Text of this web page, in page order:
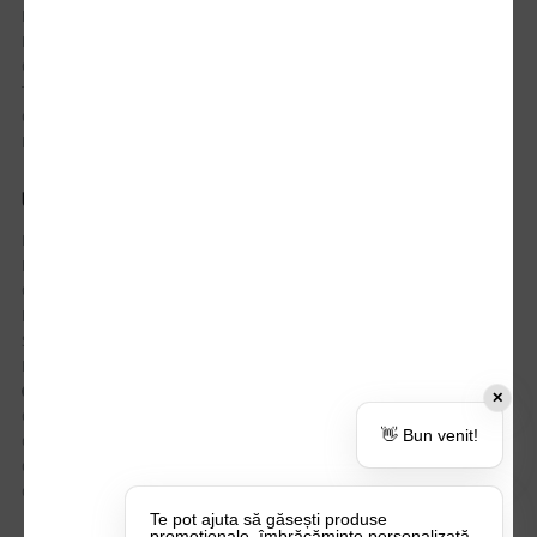
Istoric comenzi
Mostre si Conditii Retur Marfa
Cum comanzi
Termen de livrare
Costuri de livrare
Politica de returnare a produselor
UTILE
Despre Noi
Echipa Update Advertising
CSR si Implicare sociala
Branduri partenere
Suport dedicat si Intrebari frecvente
BLOG – Promo Tips&Tricks
Certificari si Sustenabilitate
Cariere la Update Advertising
CATALOAGE
Contactează-ne
✕
👋 Bun venit!
Te pot ajuta să găsești produse